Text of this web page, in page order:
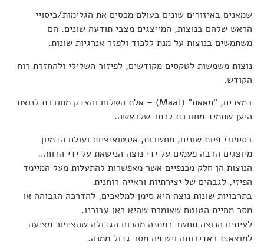
שמאנים באיזורים שונים בעולם מכסים את הגלימות/כיסויי
הראש שלהם בנוצות, המייצגים מצבי תודעה שונים. הם
משתמשים בנוצות על מנת ללכוד ולפזר אנרגיות שונות.
נוצות משמשות לטקסים מקודשים, לפיזור השלילי ולהחזרת רוח
הקודש.
במצרים, “מאאת” (Maat) – אלת השלום והצדק מחוברת לנוצת
היען שתמיד מחוברת לכתר שלראשה.
בסיפורי פיות שונים, מחשבות, אינטואיציות ועולם הדמיון
מיוצגים הרבה פעמים על ידי נוצה הנישאת על ידי הרוח…
הנוצות הן חלק מכנפיים אשר מאפשרות להתעלות מעל המיימד
הפיזי, לגבהים של יצירתיות וראייה רוחנית.
בתרבויות שונות נוצה היא סימן למלאכים, להדרכה הגבוהה או
מסר מחיית הטוטם שאומרת שהיא כאן עבורנו.
לעיתים הנוצה תחשב כמתנה מהרוח הגדולה שהציפור מציעה
למוצא.ת באדיבותה ויש פה מסר גדול ממנה.